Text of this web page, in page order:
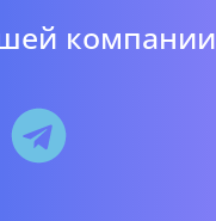
компании